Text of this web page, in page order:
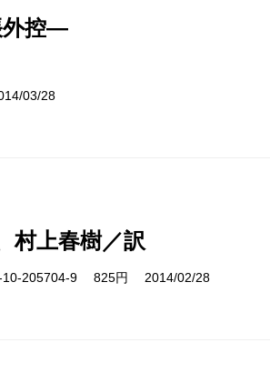
外控―
03/28
村上春樹／訳
10-205704-9 825円 2014/02/28